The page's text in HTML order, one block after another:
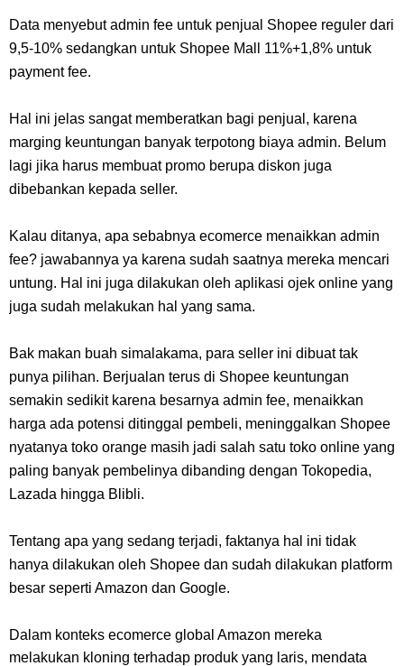
Data menyebut admin fee untuk penjual Shopee reguler dari
9,5-10% sedangkan untuk Shopee Mall 11%+1,8% untuk
payment fee.
Hal ini jelas sangat memberatkan bagi penjual, karena
marging keuntungan banyak terpotong biaya admin. Belum
lagi jika harus membuat promo berupa diskon juga
dibebankan kepada seller.
Kalau ditanya, apa sebabnya ecomerce menaikkan admin
fee? jawabannya ya karena sudah saatnya mereka mencari
untung. Hal ini juga dilakukan oleh aplikasi ojek online yang
juga sudah melakukan hal yang sama.
Bak makan buah simalakama, para seller ini dibuat tak
punya pilihan. Berjualan terus di Shopee keuntungan
semakin sedikit karena besarnya admin fee, menaikkan
harga ada potensi ditinggal pembeli, meninggalkan Shopee
nyatanya toko orange masih jadi salah satu toko online yang
paling banyak pembelinya dibanding dengan Tokopedia,
Lazada hingga Blibli.
Tentang apa yang sedang terjadi, faktanya hal ini tidak
hanya dilakukan oleh Shopee dan sudah dilakukan platform
besar seperti Amazon dan Google.
Dalam konteks ecomerce global Amazon mereka
melakukan kloning terhadap produk yang laris, mendata